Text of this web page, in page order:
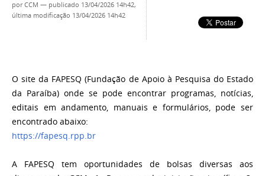
porCCM — publicado 13/04/2026 14h42,
última modificação 13/04/2026 14h42
O site da FAPESQ (Fundação de Apoio à Pesquisa do Estado
da Paraíba) onde se pode encontrar programas, notícias,
editais em andamento, manuais e formulários, pode ser
encontrado abaixo:
https://fapesq.rpp.br
A FAPESQ tem oportunidades de bolsas diversas aos